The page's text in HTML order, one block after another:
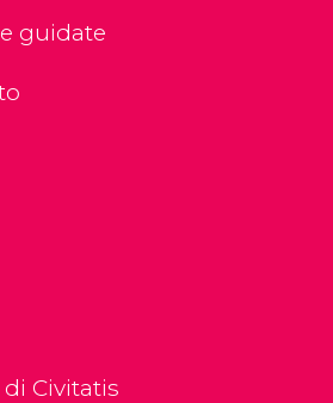
guidate
Civitatis